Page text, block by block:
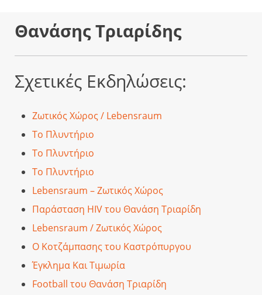
Θανάσης Τριαρίδης
Σχετικές Εκδηλώσεις:
Ζωτικός Χώρος / Lebensraum
Το Πλυντήριο
Το Πλυντήριο
Το Πλυντήριο
Lebensraum – Ζωτικός Χώρος
Παράσταση HIV του Θανάση Τριαρίδη
Lebensraum / Ζωτικός Χώρος
Ο Κοτζάμπασης του Καστρόπυργου
Έγκλημα Και Τιμωρία
Football του Θανάση Τριαρίδη